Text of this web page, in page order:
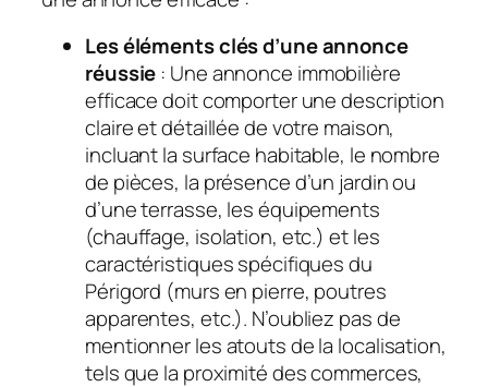
Les éléments clés d’une annonce
réussie : Une annonce immobilière
efficace doit comporter une description
claire et détaillée de votre maison,
incluant la surface habitable, le nombre
de pièces, la présence d’un jardin ou
d’une terrasse, les équipements
(chauffage, isolation, etc.) et les
caractéristiques spécifiques du
Périgord (murs en pierre, poutres
apparentes, etc.). N’oubliez pas de
mentionner les atouts de la localisation,
tels que la proximité des commerces,